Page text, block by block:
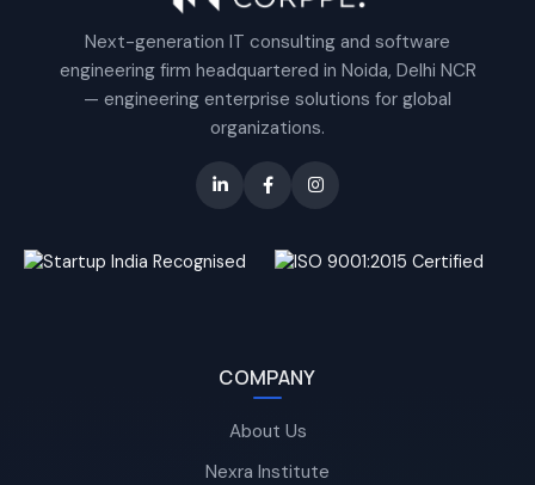
Next-generation IT consulting and software
engineering firm headquartered in Noida, Delhi NCR
— engineering enterprise solutions for global
organizations.
COMPANY
About Us
Nexra Institute